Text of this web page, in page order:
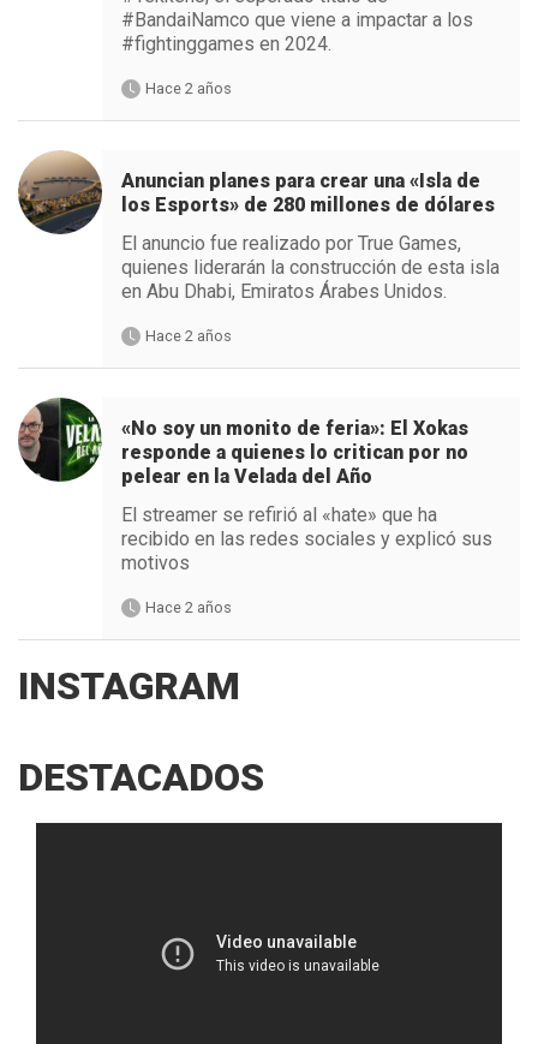
#BandaiNamco que viene a impactar a los
#fightinggames en 2024.
Hace 2 años
Anuncian planes para crear una «Isla de
los Esports» de 280 millones de dólares
El anuncio fue realizado por True Games,
quienes liderarán la construcción de esta isla
en Abu Dhabi, Emiratos Árabes Unidos.
Hace 2 años
«No soy un monito de feria»: El Xokas
responde a quienes lo critican por no
pelear en la Velada del Año
El streamer se refirió al «hate» que ha
recibido en las redes sociales y explicó sus
motivos
Hace 2 años
INSTAGRAM
DESTACADOS